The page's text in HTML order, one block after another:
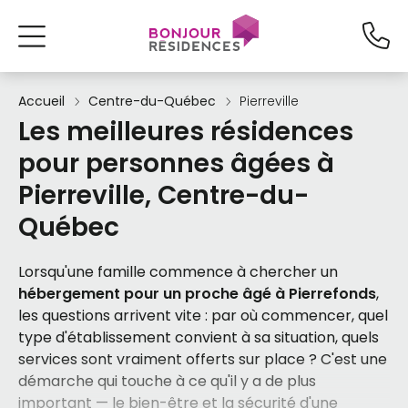
Accueil Centre-du-Québec Pierreville
Les meilleures résidences
pour personnes âgées à
Pierreville, Centre-du-
Québec
Lorsqu'une famille commence à chercher un
hébergement pour un proche âgé à Pierrefonds,
les questions arrivent vite : par où commencer, quel
type d'établissement convient à sa situation, quels
services sont vraiment offerts sur place ? C'est une
démarche qui touche à ce qu'il y a de plus
important — le bien-être et la sécurité d'une